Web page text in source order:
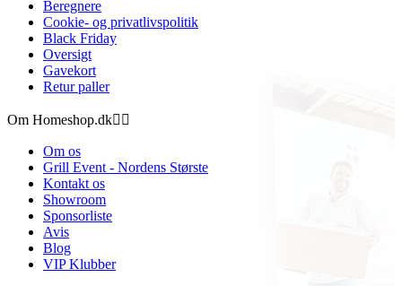
Beregnere
Cookie- og privatlivspolitik
Black Friday
Oversigt
Gavekort
Retur paller
Om Homeshop.dk 
Om os
Grill Event - Nordens Største
Kontakt os
Showroom
Sponsorliste
Avis
Blog
VIP Klubber